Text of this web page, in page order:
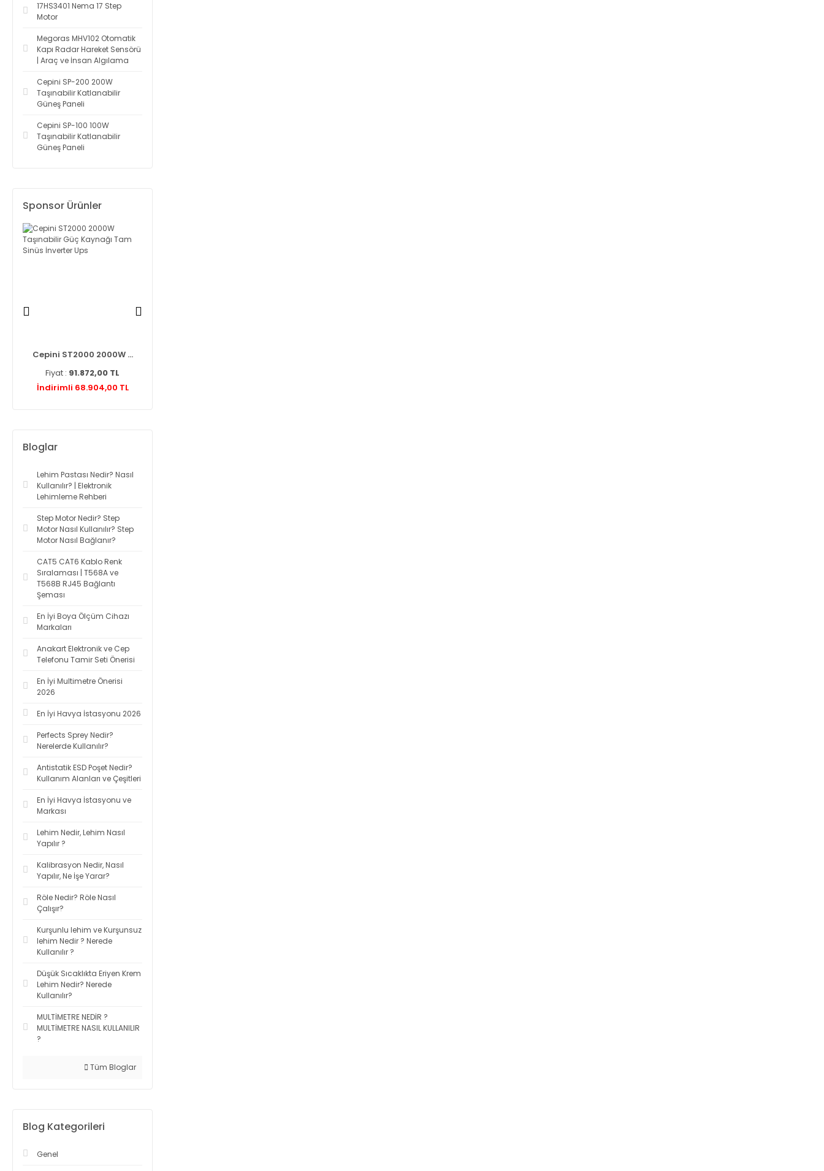
17HS3401 Nema 17 Step
Motor
Megoras MHV102 Otomatik
Kapı Radar Hareket Sensörü
| Araç ve İnsan Algılama
Cepini SP-200 200W
Taşınabilir Katlanabilir
Güneş Paneli
Cepini SP-100 100W
Taşınabilir Katlanabilir
Güneş Paneli
Sponsor Ürünler
2000W ...
TL
Knipex 975110 Networ ...
Fiyat :2.787,60 TL
İndirimli 2.425,21 TL
Bloglar
Lehim Pastası Nedir? Nasıl
Kullanılır? | Elektronik
Lehimleme Rehberi
Step Motor Nedir? Step
Motor Nasıl Kullanılır? Step
Motor Nasıl Bağlanır?
CAT5 CAT6 Kablo Renk
Sıralaması | T568A ve
T568B RJ45 Bağlantı
Şeması
En İyi Boya Ölçüm Cihazı
Markaları
Anakart Elektronik ve Cep
Telefonu Tamir Seti Önerisi
En İyi Multimetre Önerisi
2026
En İyi Havya İstasyonu 2026
Perfects Sprey Nedir?
Nerelerde Kullanılır?
Antistatik ESD Poşet Nedir?
Kullanım Alanları ve Çeşitleri
En İyi Havya İstasyonu ve
Markası
Lehim Nedir, Lehim Nasıl
Yapılır ?
Kalibrasyon Nedir, Nasıl
Yapılır, Ne İşe Yarar?
Röle Nedir? Röle Nasıl
Çalışır?
Kurşunlu lehim ve Kurşunsuz
lehim Nedir ? Nerede
Kullanılır ?
Düşük Sıcaklıkta Eriyen Krem
Lehim Nedir? Nerede
Kullanılır?
MULTİMETRE NEDİR ?
MULTİMETRE NASIL KULLANILIR
?
Tüm Bloglar
Blog Kategorileri
Genel